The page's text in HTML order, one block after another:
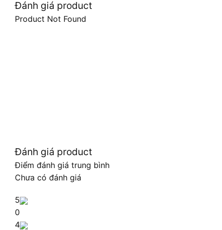
Đánh giá product
Product Not Found
Đánh giá product
Điểm đánh giá trung bình
Chưa có đánh giá
5
0
4